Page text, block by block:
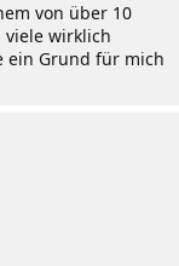
von über 10
viele wirklich
ein Grund für mich